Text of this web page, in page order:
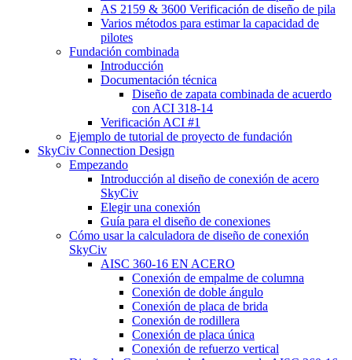
AS 2159 & 3600 Verificación de diseño de pila
Varios métodos para estimar la capacidad de
pilotes
Fundación combinada
Introducción
Documentación técnica
Diseño de zapata combinada de acuerdo
con ACI 318-14
Verificación ACI #1
Ejemplo de tutorial de proyecto de fundación
SkyCiv Connection Design
Empezando
Introducción al diseño de conexión de acero
SkyCiv
Elegir una conexión
Guía para el diseño de conexiones
Cómo usar la calculadora de diseño de conexión
SkyCiv
AISC 360-16 EN ACERO
Conexión de empalme de columna
Conexión de doble ángulo
Conexión de placa de brida
Conexión de rodillera
Conexión de placa única
Conexión de refuerzo vertical